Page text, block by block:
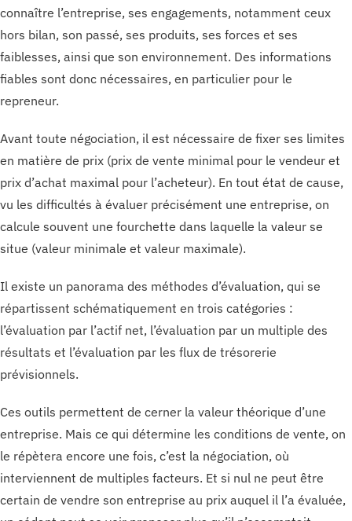
connaître l’entreprise, ses engagements, notamment ceux
hors bilan, son passé, ses produits, ses forces et ses
faiblesses, ainsi que son environnement. Des informations
fiables sont donc nécessaires, en particulier pour le
repreneur.
Avant toute négociation, il est nécessaire de fixer ses limites
en matière de prix (prix de vente minimal pour le vendeur et
prix d’achat maximal pour l’acheteur). En tout état de cause,
vu les difficultés à évaluer précisément une entreprise, on
calcule souvent une fourchette dans laquelle la valeur se
situe (valeur minimale et valeur maximale).
Il existe un panorama des méthodes d’évaluation, qui se
répartissent schématiquement en trois catégories :
l’évaluation par l’actif net, l’évaluation par un multiple des
résultats et l’évaluation par les flux de trésorerie
prévisionnels.
Ces outils permettent de cerner la valeur théorique d’une
entreprise. Mais ce qui détermine les conditions de vente, on
le répètera encore une fois, c’est la négociation, où
interviennent de multiples facteurs. Et si nul ne peut être
certain de vendre son entreprise au prix auquel il l’a évaluée,